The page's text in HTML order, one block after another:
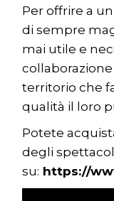
Per offrire a
di sempre
mai utile e
territorio che
qualità il loro
Potete
degli
su: https://